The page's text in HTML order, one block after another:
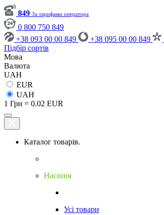
849 За тарифами оператора
0 800 750 849
+38 093 00 00 849
+38 095 00 00 849
Підбір сортів
Мова
Валюта
UAH
EUR
UAH
1 Грн = 0.02 EUR
Каталог товарів.
Насіння
Усі товари